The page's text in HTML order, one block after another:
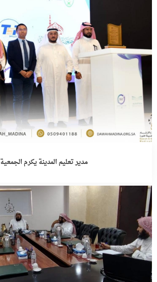
مدير تعليم المدينة يكرم الجمعية